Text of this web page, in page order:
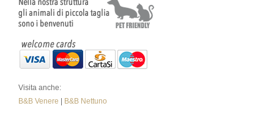
Visita anche:
B&B Venere
B&B Nettuno